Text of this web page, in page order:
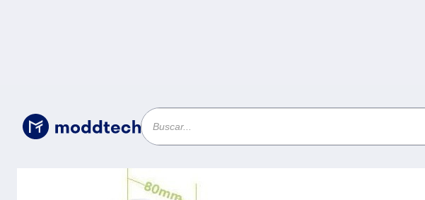
Uncategorized/ZK rollo termico ROLLO80 80 70mm 50 rolls/box -